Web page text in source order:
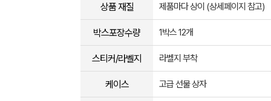
상품 재질 제품마다 상이 (상세페이지 참고)
박스포장수량 1박스 12개
스티커/라벨지 라벨지 부착
케이스 고급 선물 상자